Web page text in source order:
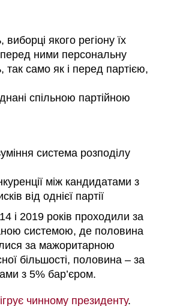
якого регіону їх
ними персональну
так само як і перед партією,
спільною партійною
система розподілу
між кандидатами з
від однієї партії
і 2019 років проходили за
системою, де половина
за мажоритарною
більшості, половина – за
з 5% бар’єром.
чинному президенту.